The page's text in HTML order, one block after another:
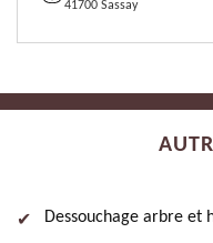
41700 Sassay
Dessouchage arbre et